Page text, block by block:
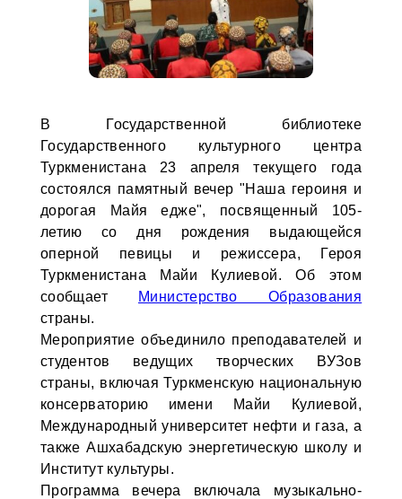
В Государственной библиотеке
Государственного культурного центра
Туркменистана 23 апреля текущего года
состоялся памятный вечер "Наша героиня и
дорогая Майя едже", посвященный 105-
летию со дня рождения выдающейся
оперной певицы и режиссера, Героя
Туркменистана Майи Кулиевой. Об этом
сообщает
Министерство Образования
страны.
Мероприятие объединило преподавателей и
студентов ведущих творческих ВУЗов
страны, включая Туркменскую национальную
консерваторию имени Майи Кулиевой,
Международный университет нефти и газа, а
также Ашхабадскую энергетическую школу и
Институт культуры.
Программа вечера включала музыкально-